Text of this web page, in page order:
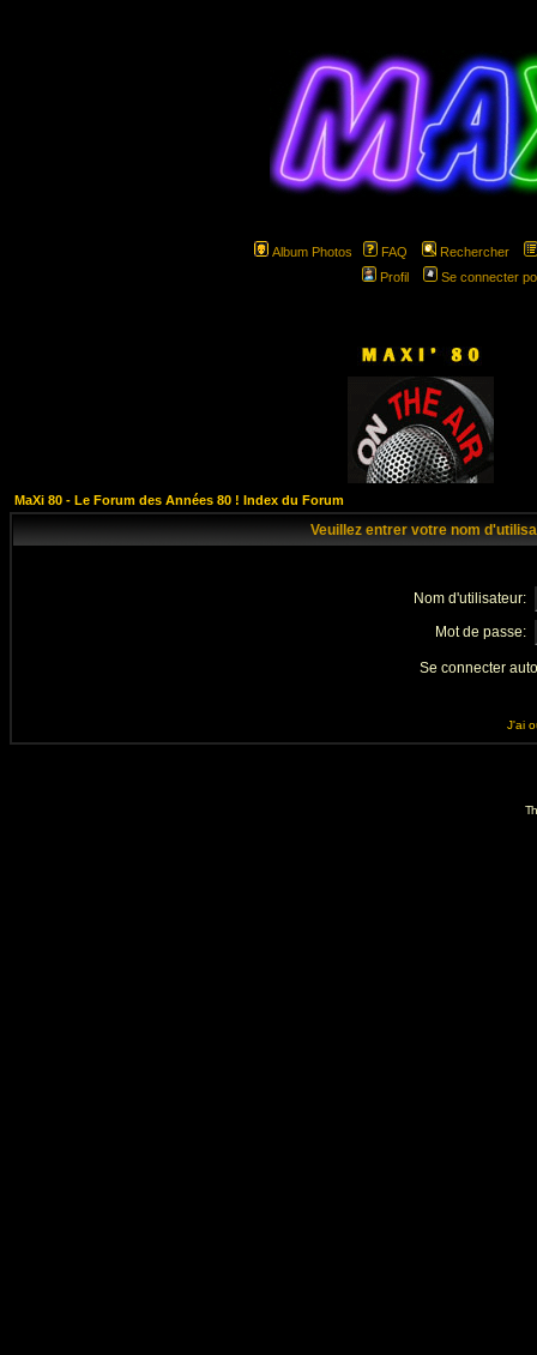
Album Photos FAQ
Rechercher
Profil
Se connecter
MaXi 80 - Le Forum des Années 80 ! Index du Forum
Veuillez entrer votre nom
Nom d'utilisateur:
Mot de passe:
Se connecter
J'ai